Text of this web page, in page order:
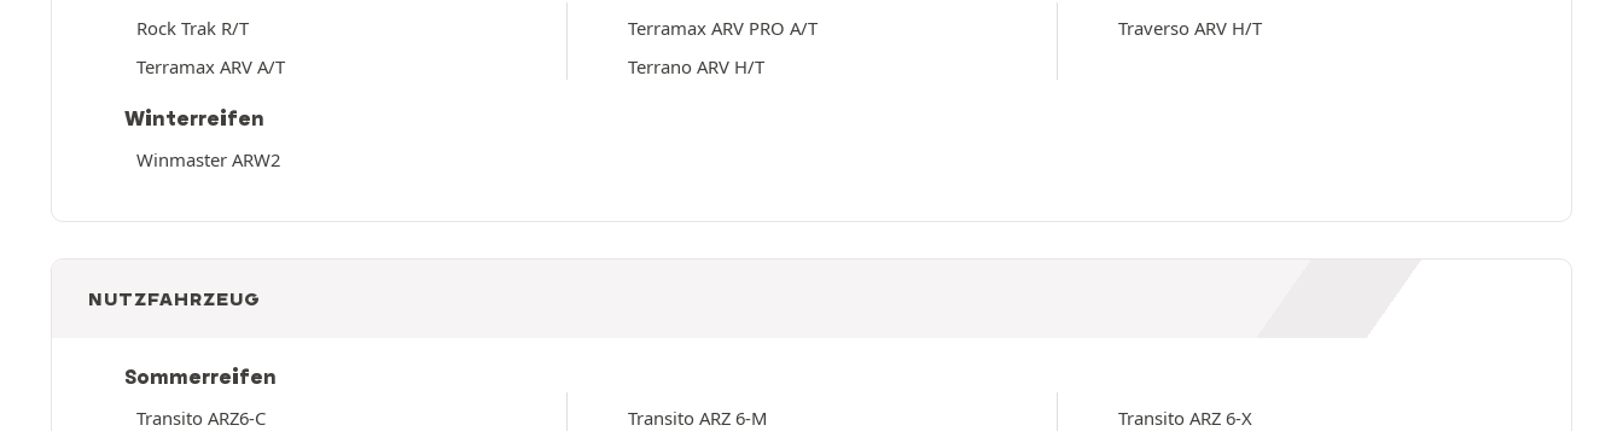
Rock Trak R/T
Terramax ARV A/T
Terramax ARV PRO A/T
Terrano ARV H/T
Traverso ARV H/T
Winterreifen
Winmaster ARW2
NUTZFAHRZEUG
Sommerreifen
Transito ARZ6-C
Transito ARZ 6-M Transito ARZ 6-X